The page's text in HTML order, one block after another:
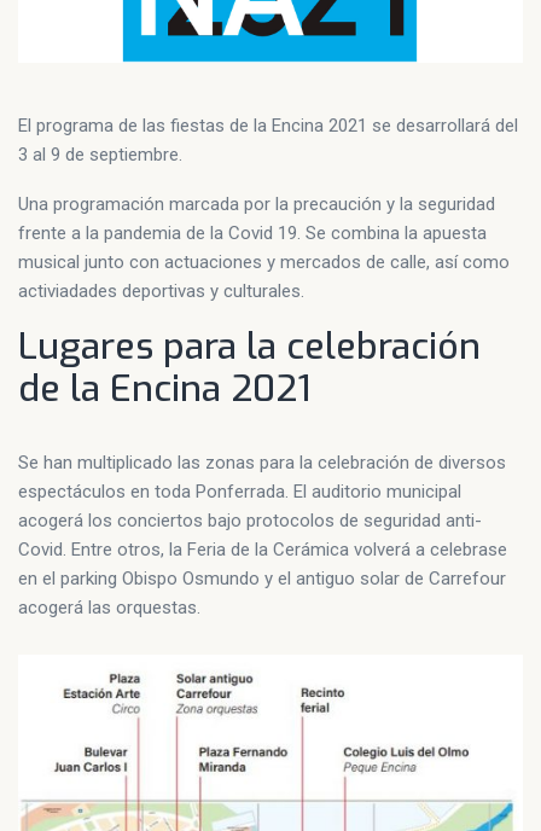
El programa de las fiestas de la Encina 2021 se desarrollará del
3 al 9 de septiembre.
Una programación marcada por la precaución y la seguridad
frente a la pandemia de la Covid 19. Se combina la apuesta
musical junto con actuaciones y mercados de calle, así como
activiadades deportivas y culturales.
Lugares para la celebración
de la Encina 2021
Se han multiplicado las zonas para la celebración de diversos
espectáculos en toda Ponferrada. El auditorio municipal
acogerá los conciertos bajo protocolos de seguridad anti-
Covid. Entre otros, la Feria de la Cerámica volverá a celebrase
en el parking Obispo Osmundo y el antiguo solar de Carrefour
acogerá las orquestas.